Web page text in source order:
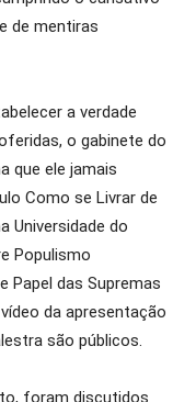
de mentiras
a verdade
o gabinete do
que ele jamais
Como se Livrar de
Universidade do
Populismo
Papel das Supremas
da apresentação
são públicos.
foram discutidos